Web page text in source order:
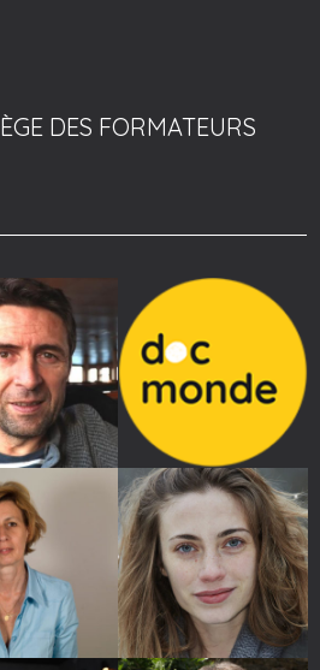
DES FORMATEURS